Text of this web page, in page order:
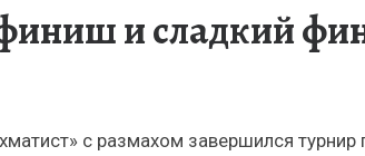
и сладкий
с размахом завершился